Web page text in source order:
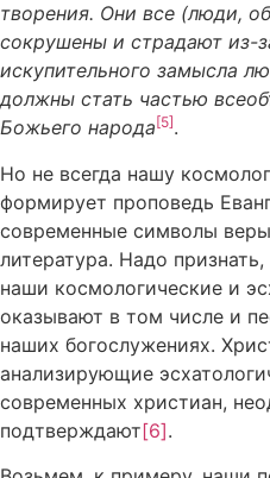
творения. Они все (люди,
сокрушены и страдают из-
искупительного замысла
должны стать частью
Божьего народа[5].
Но не всегда нашу
формирует проповедь
современные символы
литература. Надо
наши космологические и
оказывают в том числе и
наших богослужениях.
анализирующие
современных христиан,
подтверждают[6].